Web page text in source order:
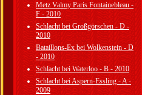
Metz Valmy Paris Fontainebleau -
F - 2010
Schlacht bei Großgörschen - D -
2010
Bataillons-Ex bei Wolkenstein - D
- 2010
Schlacht bei Waterloo - B - 2010
Schlacht bei Aspern-Essling - A -
2009